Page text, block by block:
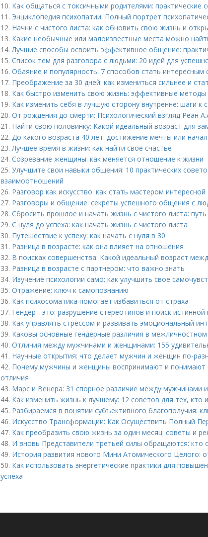
10. Как общаться с токсичными родителями: практические
11. Энциклопедия психопатии: Полный портрет
12. Начни с чистого листа: как обновить свою жизнь и
13. Какие необычные или малоизвестные места можно
14.Лучшие способы освоить эффективное общение:
15. Список тем для разговора с людьми: 20 идей для
16. Обаяние и популярность: 7 способов стать интересным
17. Преображение за 30 дней: как измениться сильнее и
18. Как быстро изменить свою жизнь: эффективные методы
19. Как изменить себя в лучшую сторону внутренне: шаги к
20. От рождения до смерти: Психологический взгляд Реан
21. Найти свою половинку: Какой идеальный возраст для
22. До какого возраста 40 лет: достижение мечты или
23.Лучшее время в жизни: как найти свое счастье
24. Созревание женщины: как меняется отношение к жизни
25. Улучшите свои навыки общения: 10 практических
взаимоотношений
26. Разговор как искусство: как стать мастером
27. Разговоры и общение: секреты успешного общения с
28. Сбросить прошлое и начать жизнь с чистого листа:
29. С нуля до успеха: как начать жизнь с чистого листа
30. Путешествие к успеху: как начать с нуля в 30
31. Разница в возрасте: как она влияет на отношения
32. В поисках совершенства: Какой идеальный возраст
33. Разница в возрасте с партнером: что важно знать
34. Изучение психологии само: как улучшить свое
35. Отражение: ключ к самопознанию
36. Как психосоматика помогает избавиться от страха
37. Гендер - это: разрушение стереотипов и поиск истинной
38. Как управлять стрессом и развивать эмоциональный
39. Каковы основные гендерные различия в
40. Отличия между мужчинами и женщинами: 155
41. Научные открытия: что делает мужчин и женщин по-
42. Почему мужчины и женщины воспринимают и понимают
отличия
43. Марс и Венера: 31 спорное различие между мужчинами
44. Как изменить жизнь к лучшему: 12 советов для тех, кто
45. Разбираемся в понятии субъективного благополучия:
46. Искусство Трансформации: Как Осуществить Полный
47. Как преобразить свою жизнь за один месяц: советы и
48. И вновь Представители третьей силы обращаются: кто
49. История развития нового Мини Атомического Целого:
50. Как использовать энергетические практики для
успеха